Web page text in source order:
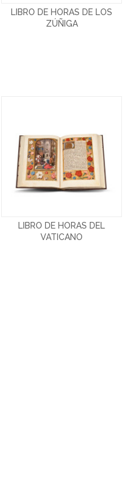
LIBRO DE HORAS DE LOS
ZÚÑIGA
LIBRO DE HORAS DEL
VATICANO